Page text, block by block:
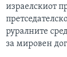
израелскиот
руралните
за мировен